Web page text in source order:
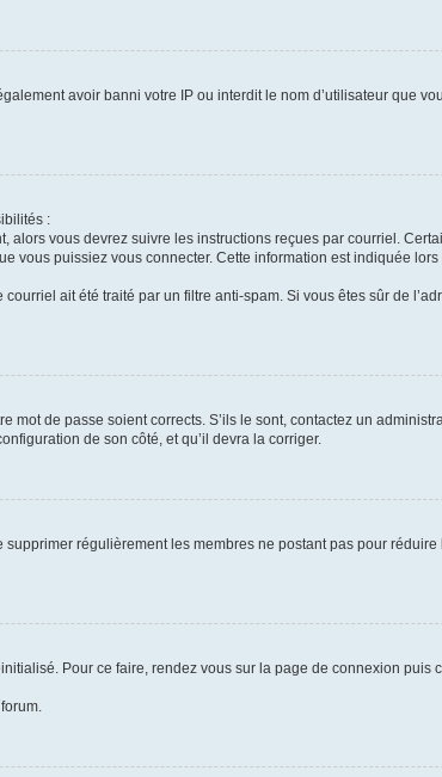
avoir banni votre IP ou interdit le nom d’utilisateur que
:
vous devrez suivre les instructions reçues par courriel.
puissiez vous connecter. Cette information est indiquée lors
ait été traité par un filtre anti-spam. Si vous êtes sûr de
de passe soient corrects. S’ils le sont, contactez un
de son côté, et qu’il devra la corriger.
régulièrement les membres ne postant pas pour
Pour ce faire, rendez vous sur la page de connexion puis